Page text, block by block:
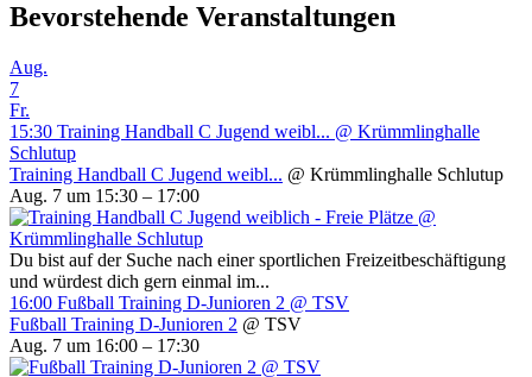
Bevorstehende Veranstaltungen
Aug.
7
Fr.
15:30 Training Handball C Jugend weibl... @ Krümmlinghalle
Schlutup
Training Handball C Jugend weibl... @ Krümmlinghalle Schlutup
Aug. 7 um 15:30 – 17:00
Du bist auf der Suche nach einer sportlichen Freizeitbeschäftigung
und würdest dich gern einmal im...
16:00 Fußball Training D-Junioren 2 @ TSV
Fußball Training D-Junioren 2 @ TSV
Aug. 7 um 16:00 – 17:30